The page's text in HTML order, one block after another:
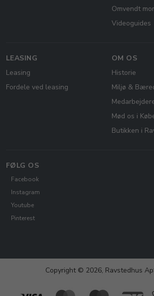
Omvendt
Videoguides
LEASING
Leasing
Fordele ved leasing
OM OS
Historie
Miljø &
Mød os i
Butikken i
FØLG OS
Facebook
Instagram
Youtube
Pinterest
Copyright © 2026, Ravstedhus